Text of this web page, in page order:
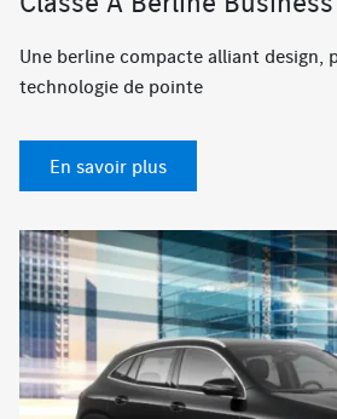
Une berline compacte alliant design,
technologie de pointe
En savoir plus